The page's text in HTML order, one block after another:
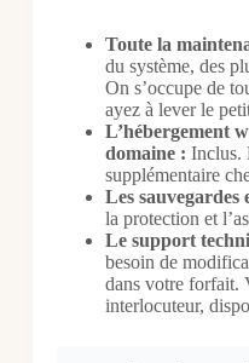
Toute la
du système, des
On s’occupe de
ayez à lever le
L’hébergement
domaine : Inclus.
supplémentaire
Les sauvegardes
la protection et
Le support
besoin de
dans votre forfait.
interlocuteur,